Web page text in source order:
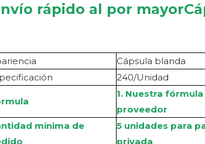
rápido al por mayor
Cápsula blanda
240/Unidad
1. Nuestra
proveedor
mínima de
5 unidades para
privada